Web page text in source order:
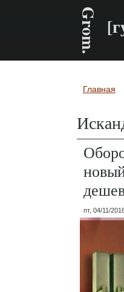
Grom.
Вы
Главная
пт, 04/11/